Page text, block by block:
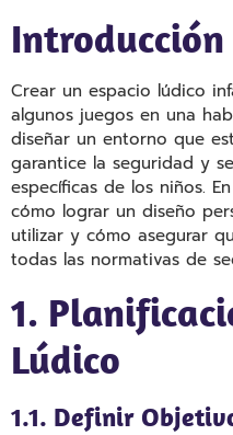
Introducción
Crear un espacio lúdico
algunos juegos en una
diseñar un entorno que
garantice la seguridad y
específicas de los niños.
cómo lograr un diseño
utilizar y cómo asegurar
todas las normativas de
1.
Lúdico
1.1. Definir